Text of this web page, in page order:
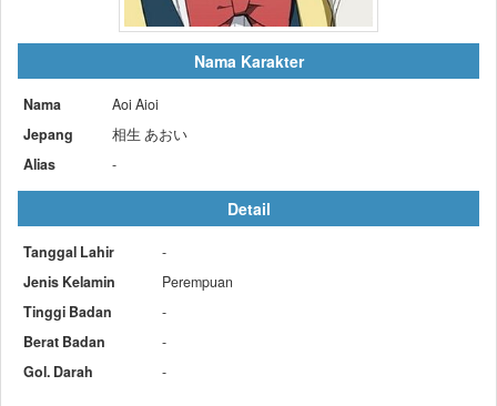
Nama Karakter
Nama
Aoi Aioi
Jepang
相生 あおい
Alias
-
Detail
Tanggal Lahir
-
Jenis Kelamin
Perempuan
Tinggi Badan
-
Berat Badan
-
Gol. Darah
-